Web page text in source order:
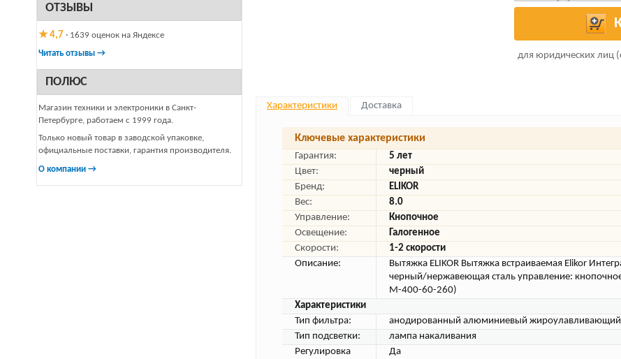
ОТЗЫВЫ
★ 4,7 · 1639 оценок на Яндексе
Читать отзывы →
ПОЛЮС
Магазин техники и электроники в Санкт-
Петербурге, работаем с 1999 года.
Только новый товар в заводской упаковке,
официальные поставки, гарантия производителя.
О компании →
для юридических лиц
Характеристики Доставка
Ключевые характеристики
Гарантия:
5 лет
Цвет:
черный
Бренд:
ELIKOR
Вес:
8.0
Управление:
Кнопочное
Освещение:
Галогенное
Скорости:
1-2 скорости
Описание:
Вытяжка ELIKOR Вытяжка встраиваемая Elikor
черный/нержавеющая сталь управление:
М-400-60-260)
Характеристики
Тип фильтра:
анодированный алюминиевый жироулавливающий
Тип подсветки:
лампа накаливания
Регулировка
Да